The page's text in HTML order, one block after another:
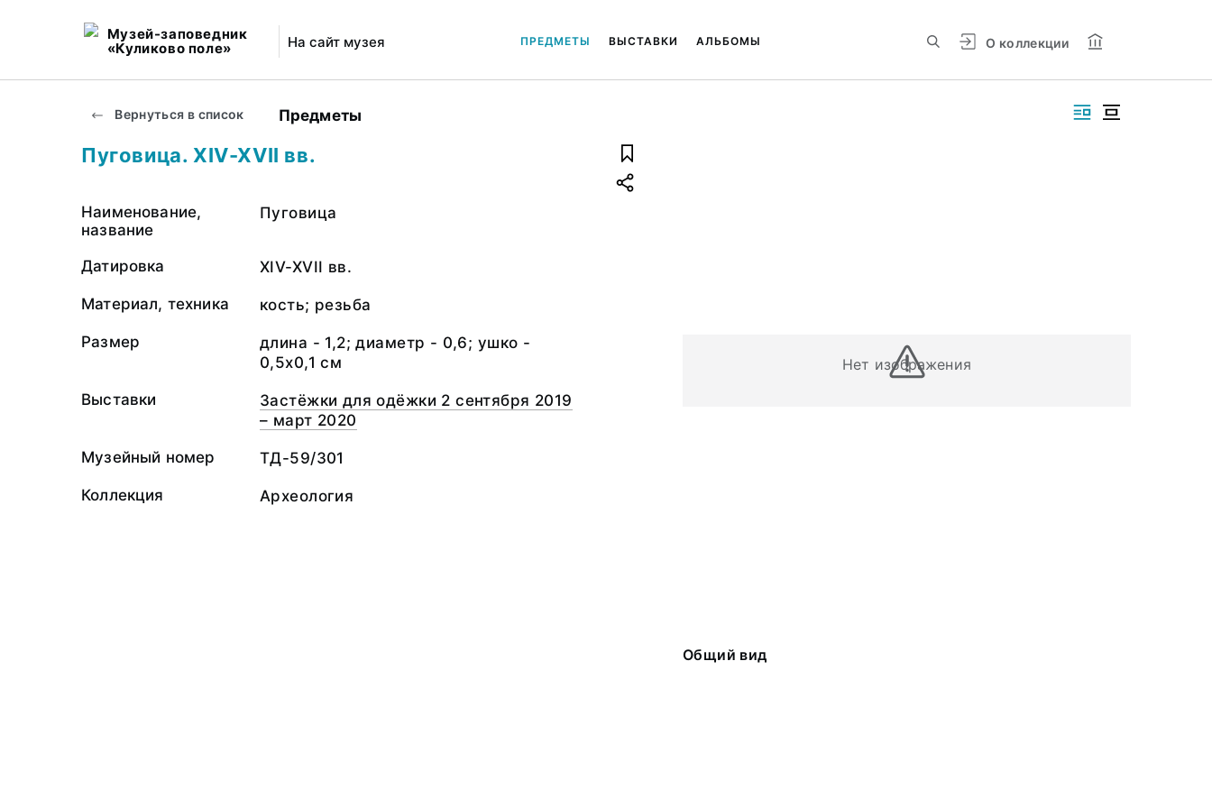
Музей-заповедник
«Куликово поле»
На сайт музея О коллекции
ПРЕДМЕТЫ ВЫСТАВКИ АЛЬБОМЫ
Вернуться в список Предметы
Нет изображения
Общий вид
Пуговица. XIV-XVII вв.
Наименование,
название
Пуговица
Датировка XIV-XVII вв.
Материал, техника кость; резьба
Размер
длина - 1,2; диаметр - 0,6; ушко -
0,5х0,1 см
Выставки
Застёжки для одёжки 2 сентября 2019
– март 2020
Музейный номер ТД-59/301
Коллекция Археология